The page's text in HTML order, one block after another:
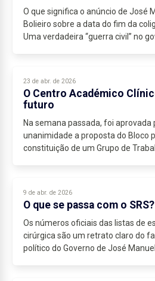
O que significa o anúncio de José
Bolieiro sobre a data do fim da
Uma verdadeira “guerra civil” no
23 de abr. de 2026
O Centro Académico
futuro
Na semana passada, foi aprovada
unanimidade a proposta do Bloco
constituição de um Grupo de
9 de abr. de 2026
O que se passa com o SRS?
Os números oficiais das listas de
cirúrgica são um retrato claro do
político do Governo de José